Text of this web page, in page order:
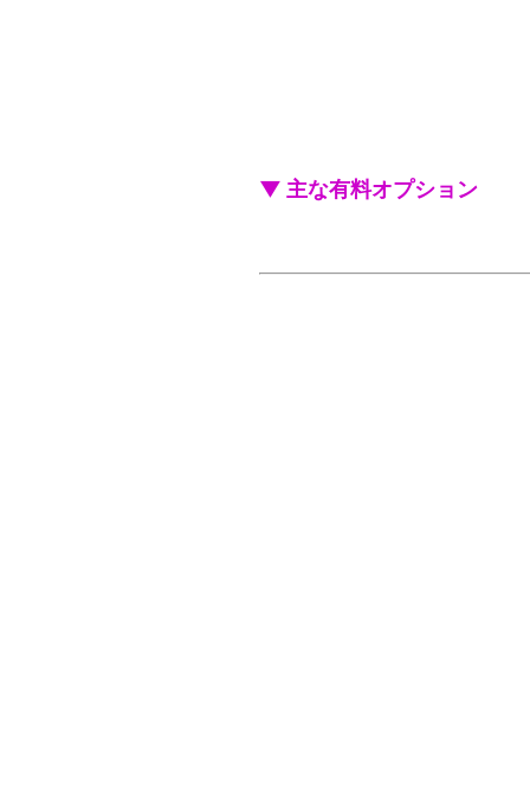
▼ 主な有料オプション